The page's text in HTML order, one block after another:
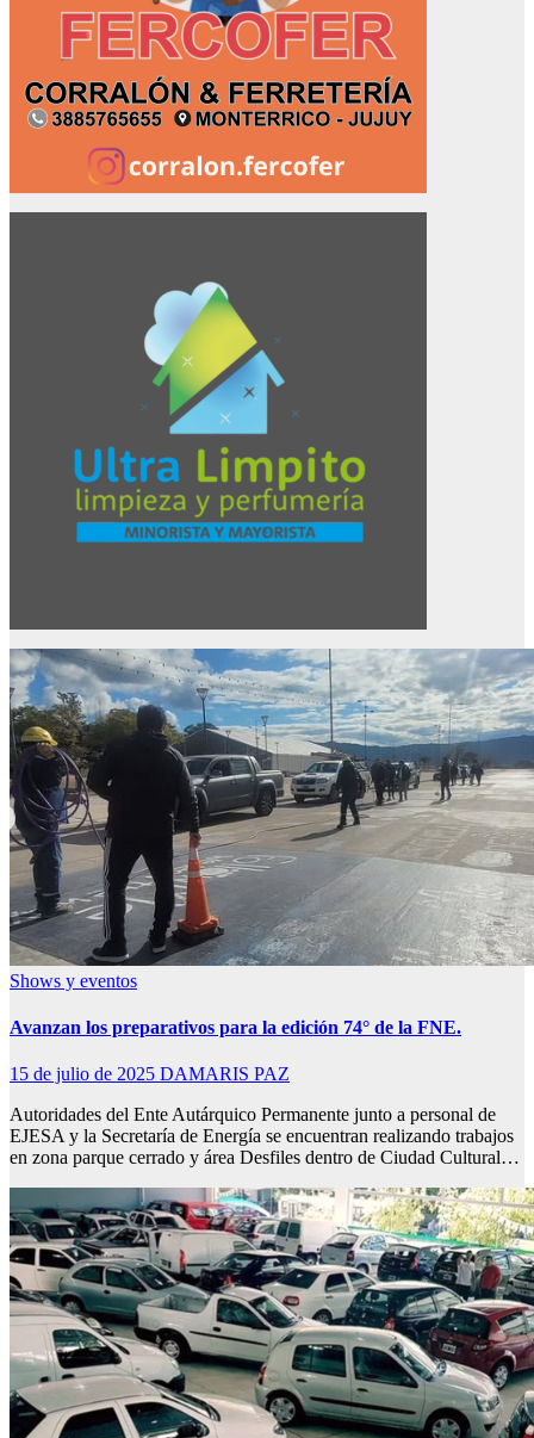
Shows y eventos
Avanzan los preparativos para la edición 74° de la FNE.
15 de julio de 2025 DAMARIS PAZ
Autoridades del Ente Autárquico Permanente junto a personal de
EJESA y la Secretaría de Energía se encuentran realizando trabajos
en zona parque cerrado y área Desfiles dentro de Ciudad Cultural…